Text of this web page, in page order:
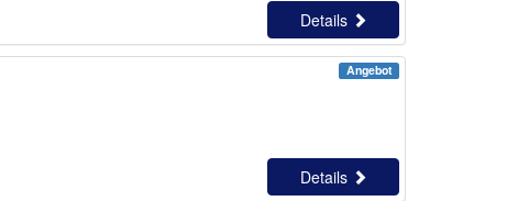
Details
Angebot
Details